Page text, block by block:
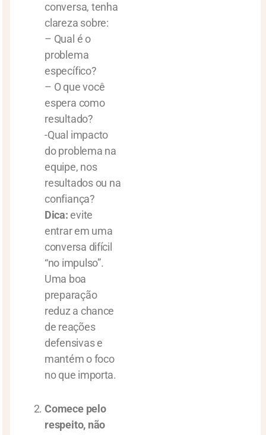
conversa, tenha
clareza sobre:
– Qual é o
problema
específico?
– O que você
espera como
resultado?
-Qual impacto
do problema na
equipe, nos
resultados ou na
confiança?
Dica: evite
entrar em uma
conversa difícil
“no impulso”.
Uma boa
preparação
reduz a chance
de reações
defensivas e
mantém o foco
no que importa.
Comece pelo
respeito, não